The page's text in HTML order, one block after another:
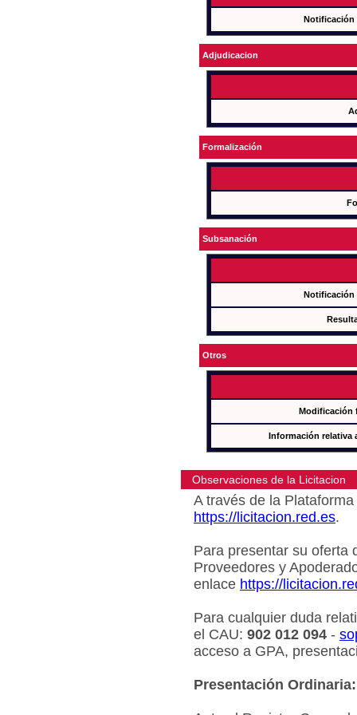
Notificación
Adjudicacion
Formalización
Subsanación
Notificación
Otros
Modificación
Información relativa
Observaciones de la Licitacion
A través de la
https://licitacion.red.es.
Para presentar su oferta
Proveedores y
enlace https://
Para cualquier duda
el CAU: 902 012 094 -
acceso a GPA,
Presentación Ordinaria: